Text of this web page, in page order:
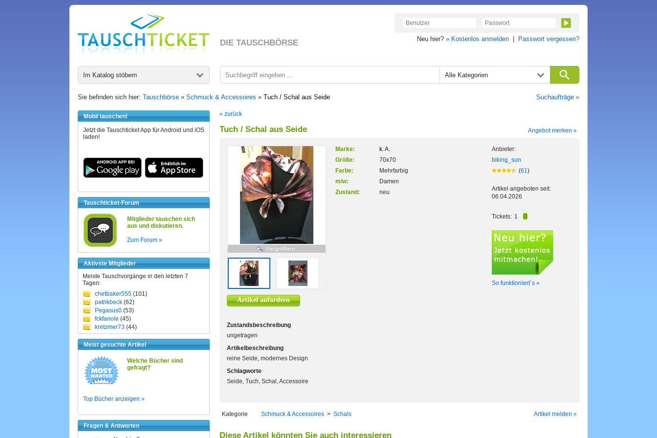
DIE TAUSCHBÖRSE Neu hier? » Kostenlos anmelden Passwort vergessen?
Im Katalog stöbern Alle Kategorien
Sie befinden sich hier: Tauschbörse » Schmuck & Accessoires » Tuch / Schal aus Seide Suchaufträge »
Mobil tauschen!
Jetzt die Tauschticket App für Android und iOS
laden!
Tauschticket-Forum
Mitglieder tauschen sich
aus und diskutieren.
Zum Forum »
Aktivste Mitglieder
Meiste Tauschvorgänge in den letzten 7
Tagen:
chetbaker555 (101)
patrikbeck (62)
Pegasus0 (53)
fckfanole (45)
kretzmer73 (44)
Meist gesuchte Artikel
Welche Bücher sind
gefragt?
Top Bücher anzeigen »
Fragen & Antworten
« zurück
Tuch / Schal aus Seide Angebot merken »
Artikel anfordern
Marke:
k. A.
Größe:
70x70
Farbe:
Mehrfarbig
m/w:
Damen
Zustand:
neu
Anbieter:
biking_sun
(61)
Artikel angeboten seit:
06.04.2026
Tickets: 1
So funktioniert´s »
Zustandsbeschreibung
ungetragen
Artikelbeschreibung
reine Seide, modernes Design
Schlagworte
Seide, Tuch, Schal, Accessoire
Kategorie Schmuck & Accessoires > Schals Artikel melden »
Diese Artikel könnten Sie auch interessieren